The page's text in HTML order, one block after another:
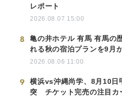
レポート
2026.08.07 15:00
8
亀の井ホテル 有馬 有馬の
れる秋の宿泊プランを9月
2026.08.06 11:00
9
横浜vs沖縄尚学、8月10日
突 チケット完売の注目